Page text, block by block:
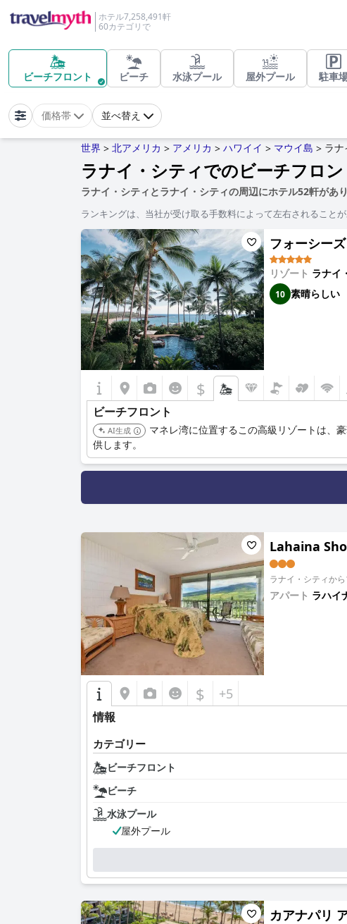
ホテル7,258,491軒
60カテゴリで
ビーチフロント ビーチ 水泳プール 屋外プール 駐車
価格帯 並べ替え
世界 > 北アメリカ > アメリカ > ハワイイ > マウイ島 > ラナ
ラナイ・シティでのビーチフロ
ラナイ・シティとラナイ・シティの周辺にホテル52軒があ
ランキングは、当社が受け取る手数料によって左右されることが
フォーシー
リゾート ラナイ
10 素晴らしい
$
ビーチフロント
AI生成
マネレ湾に位置するこの高級リゾートは、
供します。
Lahaina
ラナイ・シティか
アパート ラハイ
$ +5
情報
カテゴリー
ビーチフロント
ビーチ
水泳プール
屋外プール
カアナパリ